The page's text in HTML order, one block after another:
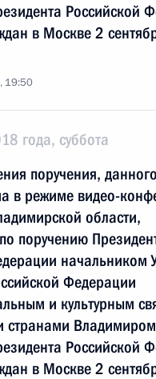
Российской
в Москве 2
19:50
года, суббота
поручения,
в режиме видео-
области,
поручению
начальником
Федерации
и культурным
странами
Российской
в Москве 2